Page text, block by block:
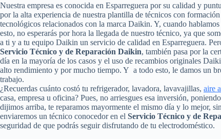
Nuestra empresa es conocida en Esparreguera por su calidad y
por la alta experiencia de nuestra plantilla de técnicos con
tecnológicos relacionados con la marca Daikin. Y, cuando
esto, no esperarás por hora la llegada de nuestro técnico, ya que
a ti y a tu equipo Daikin un servicio de calidad en Esparreguera.
Servicio Técnico y de Reparación Daikin, también pasa por la
día en la mayoría de los casos y el uso de recambios originales
alto rendimiento y por mucho tiempo. Y a todo esto, le damos un
trabajo.
¿Recuerdas cuánto costó tu refrigerador, lavadora, lavavajillas, aire
casa, empresa u oficina? Pues, no arriesgues esa inversión,
dijimos arriba, te reparamos mayormente el mismo día y lo mejor,
enviaremos un técnico conocedor en el Servicio Técnico y de
seguridad de que podrás seguir disfrutando de tu electrodoméstico.